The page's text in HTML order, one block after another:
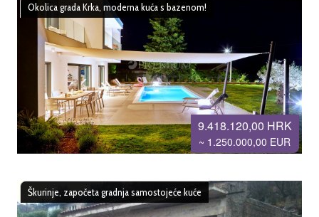
9.418.120,00 HRK
~ 1.250.000,00 EUR
Okolica grada Krka, moderna kuća s bazenom!
Škurinje, započeta gradnja samostojeće kuće